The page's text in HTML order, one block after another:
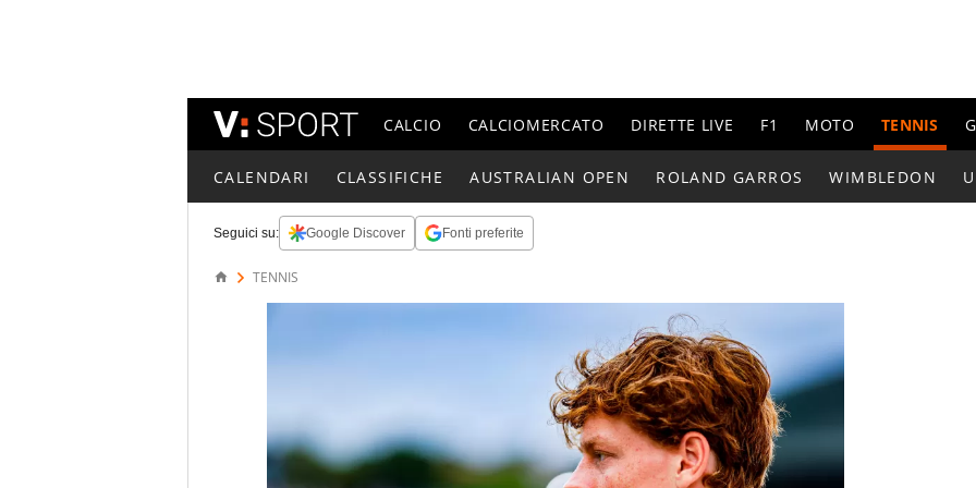
CALCIO CALCIOMERCATO DIRETTE LIVE F1 MOTO TENNIS
CALENDARI CLASSIFICHE AUSTRALIAN OPEN ROLAND GARROS WIMBLEDON
Seguici su: Google Discover Fonti preferite
TENNIS